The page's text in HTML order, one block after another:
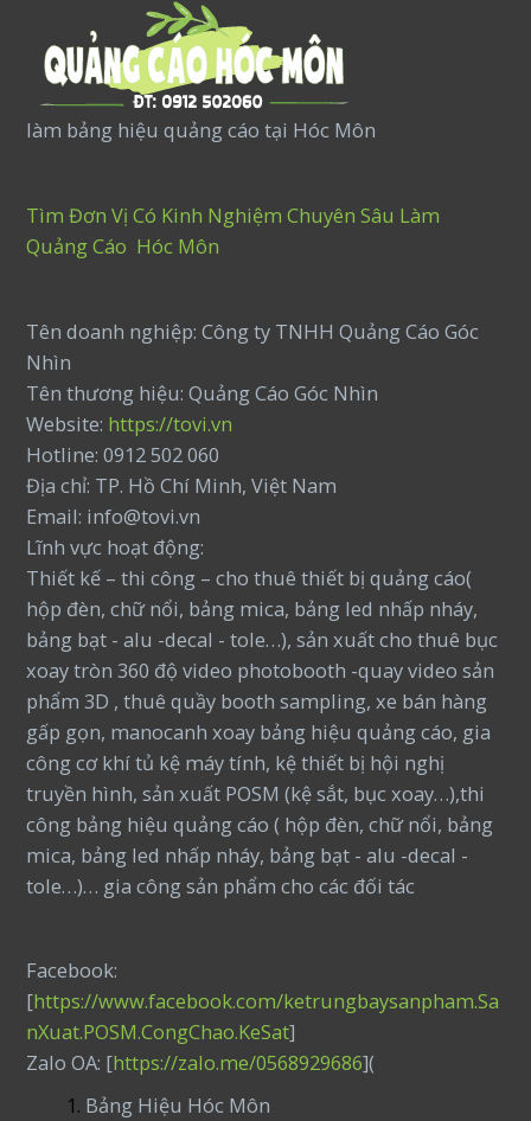
làm bảng hiệu quảng cáo tại Hóc Môn
Tìm Đơn Vị Có Kinh Nghiệm Chuyên Sâu Làm
Quảng Cáo Hóc Môn
Tên doanh nghiệp: Công ty TNHH Quảng Cáo Góc
Nhìn
Tên thương hiệu: Quảng Cáo Góc Nhìn
Website: https://tovi.vn
Hotline: 0912 502 060
Địa chỉ: TP. Hồ Chí Minh, Việt Nam
Email: info@tovi.vn
Lĩnh vực hoạt động:
Thiết kế – thi công – cho thuê thiết bị quảng cáo(
hộp đèn, chữ nổi, bảng mica, bảng led nhấp nháy,
bảng bạt - alu -decal - tole…), sản xuất cho thuê bục
xoay tròn 360 độ video photobooth -quay video sản
phẩm 3D , thuê quầy booth sampling, xe bán hàng
gấp gọn, manocanh xoay bảng hiệu quảng cáo, gia
công cơ khí tủ kệ máy tính, kệ thiết bị hội nghị
truyền hình, sản xuất POSM (kệ sắt, bục xoay…),thi
công bảng hiệu quảng cáo ( hộp đèn, chữ nổi, bảng
mica, bảng led nhấp nháy, bảng bạt - alu -decal -
tole…)… gia công sản phẩm cho các đối tác
Facebook:
[https://www.facebook.com/ketrungbaysanpham.Sa
nXuat.POSM.CongChao.KeSat]
Zalo OA: [https://zalo.me/0568929686](
Bảng Hiệu Hóc Môn